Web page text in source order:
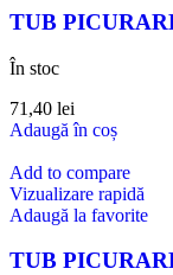
TUB
În stoc
71,40 lei
Adaugă în coș
Add to compare
Vizualizare rapidă
Adaugă la favorite
TUB